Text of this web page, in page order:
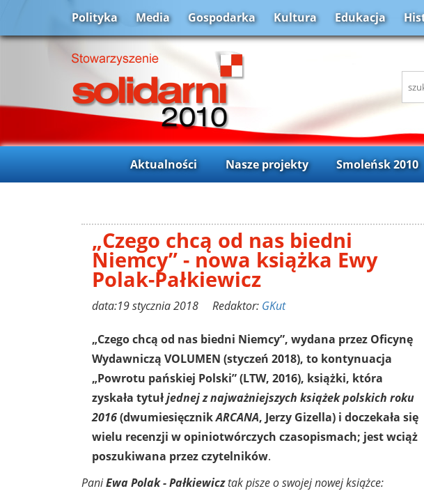
Polityka Media Gospodarka Kultura Edukacja
Aktualności Nasze projekty Smoleńsk 2010
„Czego chcą od nas biedni
Niemcy” - nowa książka Ewy
Polak-Pałkiewicz
data:19 stycznia 2018 Redaktor: GKut
„Czego chcą od nas biedni Niemcy”, wydana przez Oficynę
Wydawniczą VOLUMEN (styczeń 2018), to kontynuacja
„Powrotu pańskiej Polski” (LTW, 2016), książki, która
zyskała tytułjednej z najważniejszych książek polskich roku
2016(dwumiesięcznikARCANA, Jerzy Gizella) i doczekała się
wielu recenzji w opiniotwórczych czasopismach; jest wciąż
poszukiwana przez czytelników.
PaniEwa Polak - Pałkiewicztak pisze o swojej nowej książce: